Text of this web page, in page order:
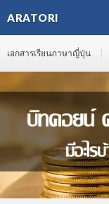
ARATORI
เอกสารเรียนภาษาญี่ปุ่น